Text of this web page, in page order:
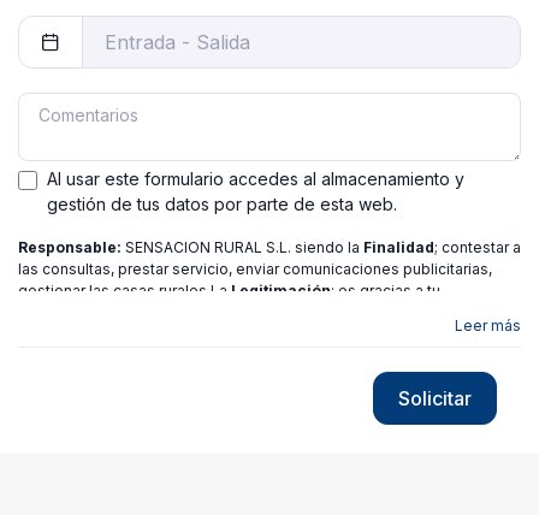
Al usar este formulario accedes al almacenamiento y
gestión de tus datos por parte de esta web.
Responsable: SENSACION RURAL S.L. siendo la Finalidad; contestar a
las consultas, prestar servicio, enviar comunicaciones publicitarias,
gestionar las casas rurales La Legitimación; es gracias a tu
de Acceso,
política de privacidad
Leer más
Solicitar